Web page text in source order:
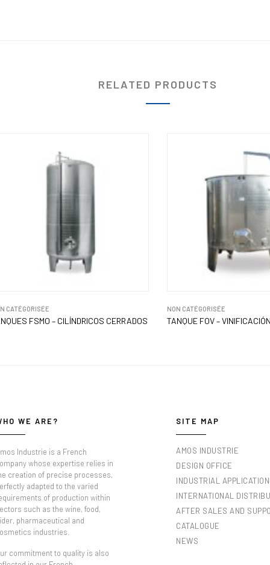
RELATED PRODUCTS
CATÉGORISÉE
FSMO – CILÍNDRICOS CERRADOS
NON CATÉGORISÉE
TANQUE FOV – VINIFICACIÓN
WE ARE?
Industrie is a French
whose expertise relies in
creation of precise processes,
adapted to the varied
of production within
such as the wine, food,
pharmaceutical and
industries.
commitment to quality is also
SITE MAP
AMOS INDUSTRIE
DESIGN OFFICE
INDUSTRIAL
INTERNATIONAL
AFTER SALES AND
CATALOGUE
NEWS